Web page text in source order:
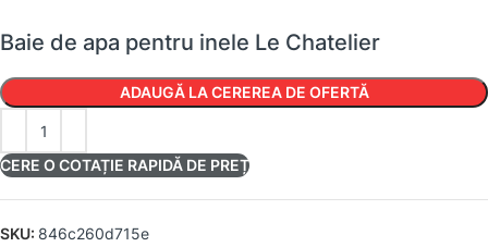
Baie de apa pentru inele Le Chatelier
ADAUGĂ LA CEREREA DE OFERTĂ
CERE O COTAȚIE RAPIDĂ DE PREȚ
SKU: 846c260d715e